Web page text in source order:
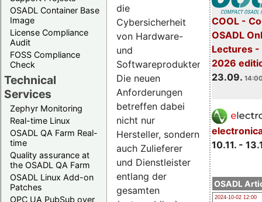
OSADL Container Base
Image
License Compliance
Audit
FOSS Compliance
Check
Technical
Services
Zephyr Monitoring
Real-time Linux
OSADL QA Farm Real-
time
Quality assurance at
the OSADL QA Farm
OSADL Linux Add-on
Patches
OPC UA PubSub over
COOL -
OSADL
Lectures -
2026
23.09.
10.11. -
OSADL
2024-10-02 12:00
die
Cybersicherheit
von Hardware-
und
Softwareprodukten.
Die neuen
Anforderungen
betreffen dabei
nicht nur
Hersteller, sondern
auch Zulieferer
und Dienstleister
entlang der
gesamten